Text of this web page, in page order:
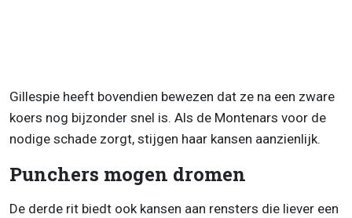
Gillespie heeft bovendien bewezen dat ze na een zware
koers nog bijzonder snel is. Als de Montenars voor de
nodige schade zorgt, stijgen haar kansen aanzienlijk.
Punchers mogen dromen
De derde rit biedt ook kansen aan rensters die liever een